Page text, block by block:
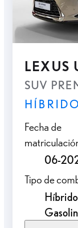
LEXUS
SUV
HÍBRIDO
Fecha de
06-
Tipo de
Híbrido